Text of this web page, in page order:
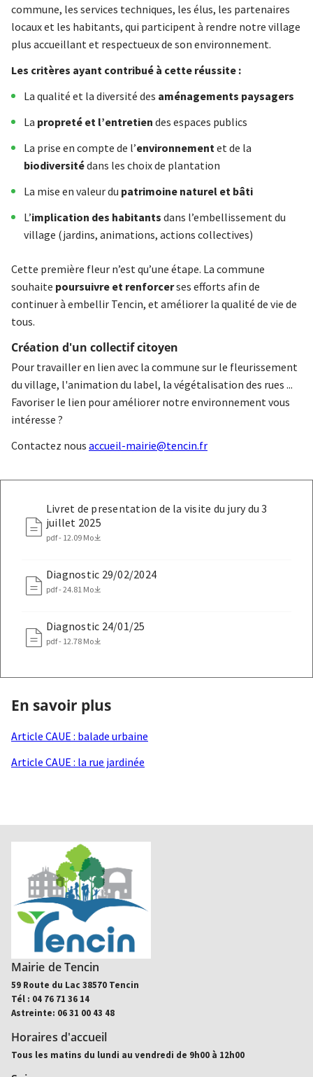
commune, les services techniques, les élus, les partenaires
locaux et les habitants, qui participent à rendre notre village
plus accueillant et respectueux de son environnement.
Les critères ayant contribué à cette réussite :
La qualité et la diversité des aménagements paysagers
La propreté et l’entretien des espaces publics
La prise en compte de l’environnementet de la
biodiversitédans les choix de plantation
La mise en valeur du patrimoine naturel et bâti
L’implication des habitants dans l’embellissement du
village (jardins, animations, actions collectives)
Cette première fleur n’est qu’une étape. La commune
souhaite poursuivre et renforcerses efforts afin de
continuer à embellir Tencin, et améliorer la qualité de vie de
tous.
Création d'un collectif citoyen
Pour travailler en lien avec la commune sur le fleurissement
du village, l'animation du label, la végétalisation des rues ...
Favoriser le lien pour améliorer notre environnement vous
intéresse ?
Contactez nous accueil-mairie@tencin.fr
Livret de presentation de la visite du jury du 3
juillet 2025
pdf - 12.09 Mo
Diagnostic 29/02/2024
pdf - 24.81 Mo
Diagnostic 24/01/25
pdf - 12.78 Mo
En savoir plus
Article CAUE : balade urbaine
Article CAUE : la rue jardinée
Mairie de Tencin
59 Route du Lac 38570 Tencin
Tél : 04 76 71 36 14
Astreinte: 06 31 00 43 48
Horaires d'accueil
Tous les matins du lundi au vendredi de 9h00 à 12h00